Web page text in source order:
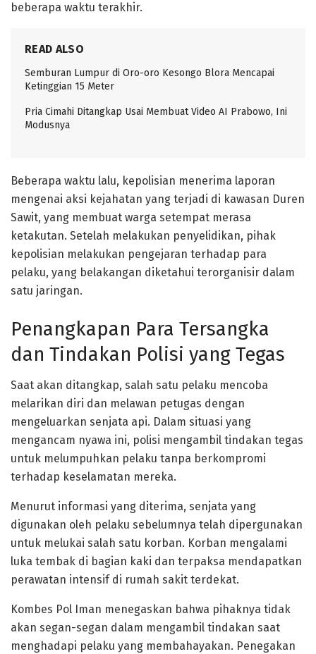
beberapa waktu terakhir.
READ ALSO
Semburan Lumpur di Oro-oro Kesongo Blora Mencapai
Ketinggian 15 Meter
Pria Cimahi Ditangkap Usai Membuat Video AI Prabowo, Ini
Modusnya
Beberapa waktu lalu, kepolisian menerima laporan
mengenai aksi kejahatan yang terjadi di kawasan Duren
Sawit, yang membuat warga setempat merasa
ketakutan. Setelah melakukan penyelidikan, pihak
kepolisian melakukan pengejaran terhadap para
pelaku, yang belakangan diketahui terorganisir dalam
satu jaringan.
Penangkapan Para Tersangka
dan Tindakan Polisi yang Tegas
Saat akan ditangkap, salah satu pelaku mencoba
melarikan diri dan melawan petugas dengan
mengeluarkan senjata api. Dalam situasi yang
mengancam nyawa ini, polisi mengambil tindakan tegas
untuk melumpuhkan pelaku tanpa berkompromi
terhadap keselamatan mereka.
Menurut informasi yang diterima, senjata yang
digunakan oleh pelaku sebelumnya telah dipergunakan
untuk melukai salah satu korban. Korban mengalami
luka tembak di bagian kaki dan terpaksa mendapatkan
perawatan intensif di rumah sakit terdekat.
Kombes Pol Iman menegaskan bahwa pihaknya tidak
akan segan-segan dalam mengambil tindakan saat
menghadapi pelaku yang membahayakan. Penegakan